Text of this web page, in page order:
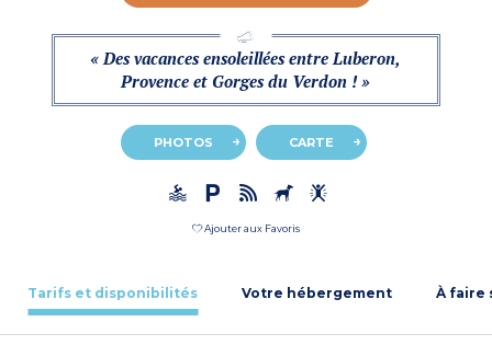
« Des vacances ensoleillées entre Luberon,
Provence et Gorges du Verdon ! »
PHOTOS CARTE
Ajouter aux Favoris
Tarifs et disponibilités Votre hébergement À faire